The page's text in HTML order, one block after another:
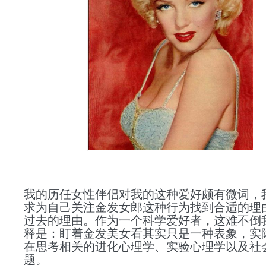
我的历任女性伴侣对我的这种爱好颇有微词，
求为自己关注金发女郎这种行为找到合适的理
过去的理由。 作为一个科学爱好者， 这难不倒
释是：盯着金发美女看其实只是一种表象，实
在思考相关的进化心理学、实验心理学以及社
题。